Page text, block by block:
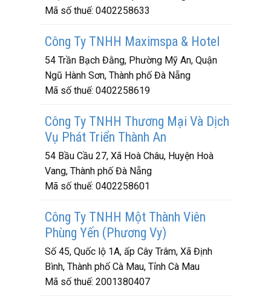
Mã số thuế: 0402258633
Công Ty TNHH Maximspa & Hotel
54 Trần Bạch Đằng, Phường Mỹ An, Quận
Ngũ Hành Sơn, Thành phố Đà Nẵng
Mã số thuế: 0402258619
Công Ty TNHH Thương Mại Và Dịch
Vụ Phát Triển Thành An
54 Bầu Cầu 27, Xã Hoà Châu, Huyện Hoà
Vang, Thành phố Đà Nẵng
Mã số thuế: 0402258601
Công Ty TNHH Một Thành Viên
Phùng Yến (Phương Vy)
Số 45, Quốc lộ 1A, ấp Cây Trâm, Xã Định
Bình, Thành phố Cà Mau, Tỉnh Cà Mau
Mã số thuế: 2001380407